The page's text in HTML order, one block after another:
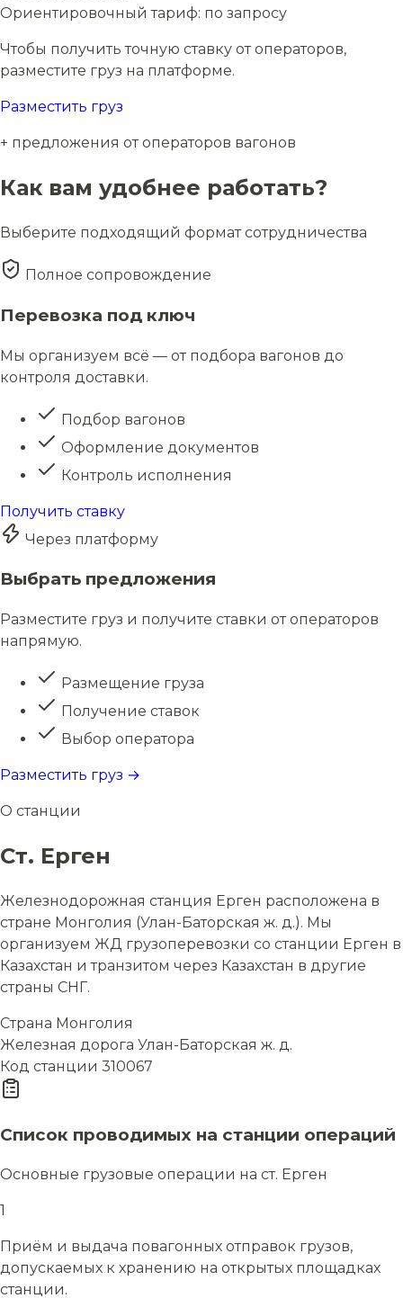
Ориентировочный тариф: по запросу
Чтобы получить точную ставку от операторов,
разместите груз на платформе.
Разместить груз
+ предложения от операторов вагонов
Как вам удобнее работать?
Выберите подходящий формат сотрудничества
Полное сопровождение
Перевозка под ключ
Мы организуем всё — от подбора вагонов до
контроля доставки.
Подбор вагонов
Оформление документов
Контроль исполнения
Получить ставку
Через платформу
Выбрать предложения
Разместите груз и получите ставки от операторов
напрямую.
Размещение груза
Получение ставок
Выбор оператора
Разместить груз →
О станции
Ст. Ерген
Железнодорожная станция Ерген расположена в
стране Монголия (Улан-Баторская ж. д.). Мы
организуем ЖД грузоперевозки со станции Ерген в
Казахстан и транзитом через Казахстан в другие
страны СНГ.
Страна Монголия
Железная дорога Улан-Баторская ж. д.
Код станции 310067
Список проводимых на станции операций
Основные грузовые операции на ст. Ерген
1
Приём и выдача повагонных отправок грузов,
допускаемых к хранению на открытых площадках
станции.